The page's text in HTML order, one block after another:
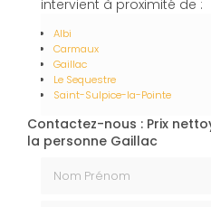
intervient à proximité de :
Albi
Carmaux
Gaillac
Le Sequestre
Saint-Sulpice-la-Pointe
Contactez-nous : Prix
la personne Gaillac